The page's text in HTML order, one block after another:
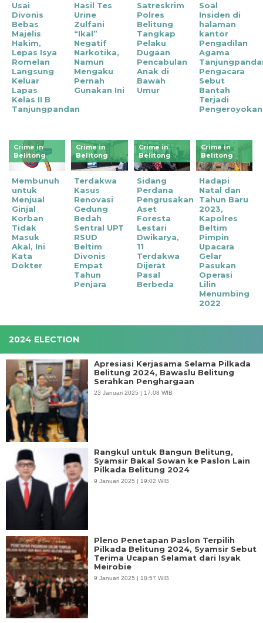
Usai
Divonis
Bebas
Majelis
Hakim,
Lepas Isya
Romelan
Langsung
Keluar
Lapas
Kelas II B
Tanjungpandan
Hasil Tes
Urine
Zulfani
“Ikal”
Negatif
Narkotika,
Namun
Mengaku
Pernah
Gunakan Ini
Satreskrim
Polres
Belitung
Tangkap
Pelaku
Dugaan
Pencabulan
Anak di
Bawah
Umur
Soal
Insiden di
halaman
kantor
Pengadilan
Agama
Pengacara
Sebut
Bantah
Terjadi
Pengeroyokan
Crime in
Belitong
Membunuh
untuk
Menjual
Ginjal
Korban
Tidak
Masuk
Akal, Ini
Kata
Dokter
Crime in
Belitong
Terdakwa
Kasus
Renovasi
Gedung
Bedah
Sentral UPT
RSUD
Beltim
Divonis
Empat
Tahun
Penjara
Crime in
Belitong
Sidang
Perdana
Pengrusakan
Aset
Foresta
Lestari
Dwikarya,
11
Terdakwa
Dijerat
Pasal
Berbeda
Crime in
Belitong
Hadapi
Natal dan
Tahun Baru
2023,
Kapolres
Beltim
Pimpin
Upacara
Gelar
Pasukan
Operasi
Lilin
Menumbing
2022
2024 ELECTION
Apresiasi Kerjasama Selama Pilkada
Belitung 2024, Bawaslu Belitung
Serahkan Penghargaan
23 Januari 2025 | 17:08 WIB
Rangkul untuk Bangun Belitung,
Syamsir Bakal Sowan ke Paslon Lain
Pilkada Belitung 2024
9 Januari 2025 | 19:02 WIB
Pleno Penetapan Paslon Terpilih
Pilkada Belitung 2024, Syamsir Sebut
Terima Ucapan Selamat dari Isyak
Meirobie
9 Januari 2025 | 18:57 WIB